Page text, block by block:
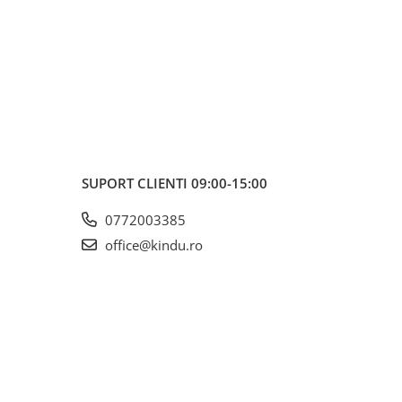
SUPORT CLIENTI 09:00-15:00
0772003385
office@kindu.ro